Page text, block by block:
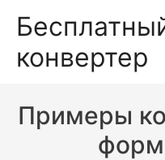
конвертер
Примеры